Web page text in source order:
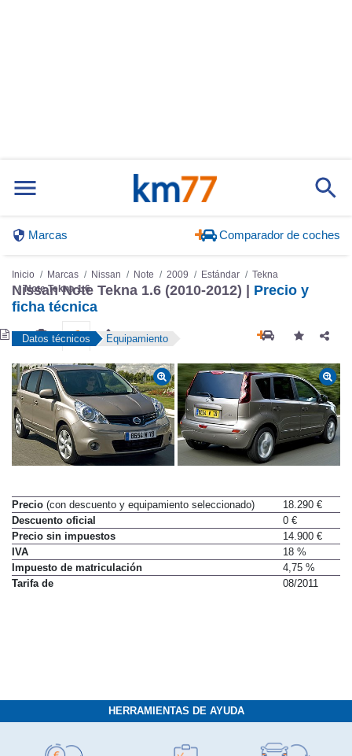
Marcas Comparador de coches
Inicio Marcas Nissan Note 2009 Estándar
Tekna
Note Tekna 1.6
Nissan Note Tekna 1.6 (2010-2012) | Precio y
ficha técnica
Datos técnicos Equipamiento
Precio (con descuento y equipamiento seleccionado)
18.290 €
Descuento oficial
0 €
Precio sin impuestos
14.900 €
IVA
18 %
Impuesto de matriculación
4,75 %
Tarifa de
08/2011
HERRAMIENTAS DE AYUDA